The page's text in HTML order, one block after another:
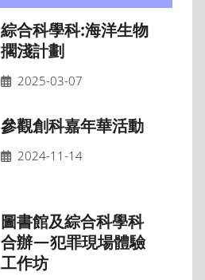
綜合科學科:海洋生物
擱淺計劃
2025-03-07
參觀創科嘉年華活動
2024-11-14
圖書館及綜合科學科
合辦—犯罪現場體驗
工作坊